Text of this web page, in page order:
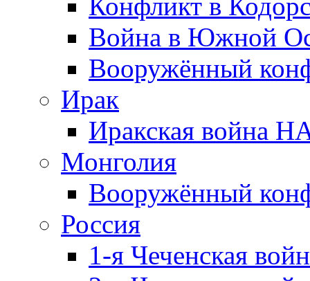
Война в Южной
Вооружённый
Ирак
Иракская война
Монголия
Вооружённый
Россия
1-я Чеченская